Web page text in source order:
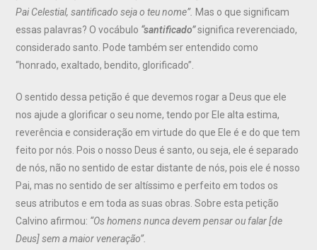
Pai Celestial, santificado seja o teu nome”. Mas o que significam
essas palavras? O vocábulo “santificado”significa reverenciado,
considerado santo. Pode também ser entendido como
“honrado, exaltado, bendito, glorificado”.
O sentido dessa petição é que devemos rogar a Deus que ele
nos ajude a glorificar o seu nome, tendo por Ele alta estima,
reverência e consideração em virtude do que Ele é e do que tem
feito por nós. Pois o nosso Deus é santo, ou seja, ele é separado
de nós, não no sentido de estar distante de nós, pois ele é nosso
Pai, mas no sentido de ser altíssimo e perfeito em todos os
seus atributos e em toda as suas obras. Sobre esta petição
Calvino afirmou: “Os homens nunca devem pensar ou falar [de
Deus] sem a maior veneração”.